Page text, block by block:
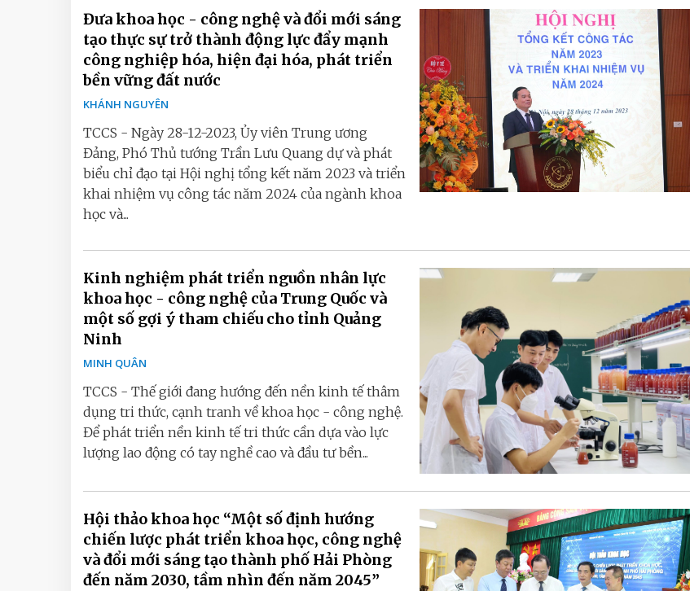
Đưa khoa học - công nghệ và đổi mới sáng
tạo thực sự trở thành động lực đẩy mạnh
công nghiệp hóa, hiện đại hóa, phát triển
bền vững đất nước
KHÁNH NGUYÊN
TCCS - Ngày 28-12-2023, Ủy viên Trung ương
Đảng, Phó Thủ tướng Trần Lưu Quang dự và phát
biểu chỉ đạo tại Hội nghị tổng kết năm 2023 và triển
khai nhiệm vụ công tác năm 2024 của ngành khoa
học và...
Kinh nghiệm phát triển nguồn nhân lực
khoa học - công nghệ của Trung Quốc và
một số gợi ý tham chiếu cho tỉnh Quảng
Ninh
MINH QUÂN
TCCS - Thế giới đang hướng đến nền kinh tế thâm
dụng tri thức, cạnh tranh về khoa học - công nghệ.
Để phát triển nền kinh tế tri thức cần dựa vào lực
lượng lao động có tay nghề cao và đầu tư bền...
Hội thảo khoa học “Một số định hướng
chiến lược phát triển khoa học, công nghệ
và đổi mới sáng tạo thành phố Hải Phòng
đến năm 2030, tầm nhìn đến năm 2045”